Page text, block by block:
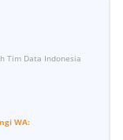
Tim Data Indonesia
WA: